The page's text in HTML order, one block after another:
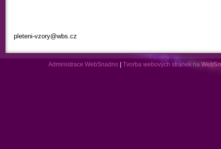
pleteni-vzory@wbs.cz
Administrace WebSnadno Tvorba webových stránek na